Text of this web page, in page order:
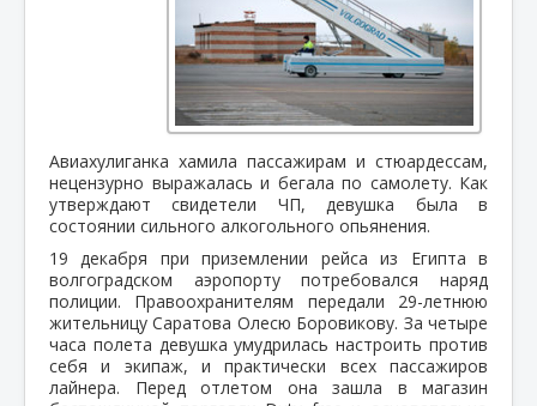
Авиахулиганка хамила пассажирам и стюардессам,
нецензурно выражалась и бегала по самолету. Как
утверждают свидетели ЧП, девушка была в
состоянии сильного алкогольного опьянения.
19 декабря при приземлении рейса из Египта в
волгоградском аэропорту потребовался наряд
полиции. Правоохранителям передали 29-летнюю
жительницу Саратова Олесю Боровикову. За четыре
часа полета девушка умудрилась настроить против
себя и экипаж, и практически всех пассажиров
лайнера. Перед отлетом она зашла в магазин